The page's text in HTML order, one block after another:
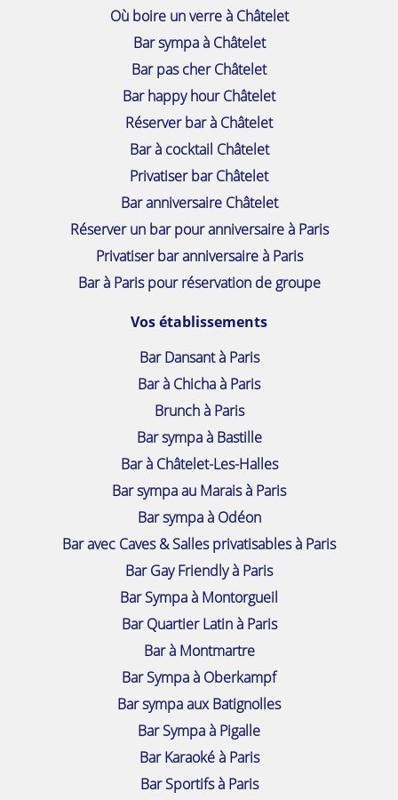
Où boire un verre à Châtelet
Bar sympa à Châtelet
Bar pas cher Châtelet
Bar happy hour Châtelet
Réserver bar à Châtelet
Bar à cocktail Châtelet
Privatiser bar Châtelet
Bar anniversaire Châtelet
Réserver un bar pour anniversaire à Paris
Privatiser bar anniversaire à Paris
Bar à Paris pour réservation de groupe
Vos établissements
Bar Dansant à Paris
Bar à Chicha à Paris
Brunch à Paris
Bar sympa à Bastille
Bar à Châtelet-Les-Halles
Bar sympa au Marais à Paris
Bar sympa à Odéon
Bar avec Caves & Salles privatisables à Paris
Bar Gay Friendly à Paris
Bar Sympa à Montorgueil
Bar Quartier Latin à Paris
Bar à Montmartre
Bar Sympa à Oberkampf
Bar sympa aux Batignolles
Bar Sympa à Pigalle
Bar Karaoké à Paris
Bar Sportifs à Paris